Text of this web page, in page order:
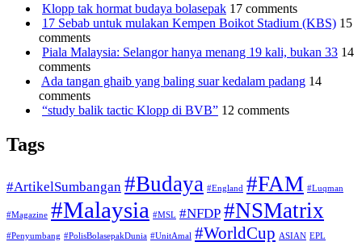
Klopp tak hormat budaya bolasepak 17 comments
17 Sebab untuk mulakan Kempen Boikot Stadium (KBS) 15
comments
Piala Malaysia: Selangor hanya menang 19 kali, bukan 33 14
comments
Ada tangan ghaib yang baling suar kedalam padang 14
comments
“study balik tactic Klopp di BVB” 12 comments
Tags
#ArtikelSumbangan #Budaya #England #FAM #Luqman
#Magazine #Malaysia #MSL #NFDP #NSMatrix
#Penyumbang #PolisBolasepakDunia #UnitAmal #WorldCup ASIAN EPL